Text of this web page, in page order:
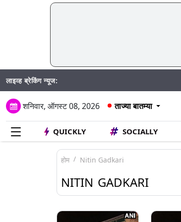
लाइव्ह ब्रेकिंग न्यूज:
शनिवार, ऑगस्ट 08, 2026 ताज्या बातम्या
QUICKLY SOCIALLY
होम Nitin Gadkari
NITIN GADKARI